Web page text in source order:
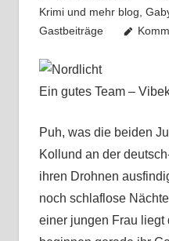
Krimi und mehr blog
Gastbeiträge
Ein gutes Team –
Puh, was die beiden
Kollund an der
ihren Drohnen
noch schlaflose
einer jungen Frau liegt